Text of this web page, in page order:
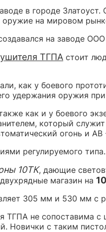
в городе
на мировом
на заводе
ТГПА стоит
как у боевого
удержания оружия
как и у боевого
который
огонь и АВ
регулируемого типа.
10ТК, дающие
магазин на
305 мм и 530 мм с
не сопоставима с
Новички с таким